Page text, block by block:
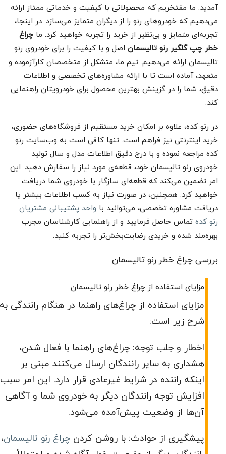
آمدید. ما مفتخریم که محصولاتی با کیفیت و خدماتی ممتاز ارائه
می‌دهیم که خودروهای رنو را از دیگران متمایز می‌سازد. در اینجا،
تجربه‌ای متمایز و بی‌نظیر از خرید را تجربه خواهید کرد. ماچراغ
خطر چپ گلگیر رنو تالیسمان اصل و با کیفیت را برای خودروی رنو
تالیسمان ارائه می‌دهیم. تیم ما، متشکل از متخصصان کارآزموده و
متعهد، آماده است تا با ارائه مشاوره‌های تخصصی و اطلاعات
دقیق، شما را در گزینش بهترین محصول برای خودرویتان راهنمایی
کند.
در رنو کده، علاوه بر امکان خرید مستقیم از فروشگاه‌های حضوری،
خرید اینترنتی نیز فراهم است. تنها کافی است به وب‌سایت رنو
کده مراجعه نموده و با درج دقیق اطلاعات مدل و سال تولید
خودروی رنو تالیسمان خود، قطعه‌ی مورد نیاز را سفارش دهید. این
امر تضمین می‌کند که قطعه‌ای سازگار با خودروی شما دریافت
خواهید کرد. همچنین، در صورت نیاز به کسب اطلاعات بیشتر یا
دریافت مشاوره تخصصی، می‌توانید با واحد پشتیبانی مشتریان
رنو کده تماس حاصل فرمایید و از راهنمایی کارشناسان مجرب
بهره‌مند شده و خریدی رضایت‌بخش‌تر را تجربه کنید.
بررسی چراغ خطر رنو تالیسمان
مزایای استفاده از چراغ خطر رنو تالیسمان
مزایای استفاده از چراغ‌های راهنما در هنگام رانندگی
شرح زیر است:
اخطار و جلب توجه: چراغ‌های راهنما با فعال شدن،
هشداری به سایر رانندگان ارسال می‌کنند مبنی بر
اینکه راننده در شرایط غیرعادی قرار دارد. این امر سبب
افزایش توجه رانندگان دیگر به خودروی شما و آگاهی
آن‌ها از وضعیت پیش‌آمده می‌شود.
پیشگیری از حوادث: با روشن کردنچراغ‌ رنو تالیسمان،